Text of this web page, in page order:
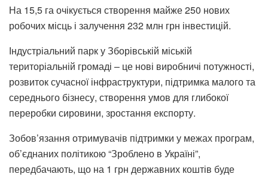
На 15,5 га очікується створення майже 250 нових
робочих місць і залучення 232 млн грн інвестицій.
Індустріальний парк у Зборівській міській
територіальній громаді – це нові виробничі потужності,
розвиток сучасної інфраструктури, підтримка малого та
середнього бізнесу, створення умов для глибокої
переробки сировини, зростання експорту.
Зобов’язання отримувачів підтримки у межах програм,
об’єднаних політикою “Зроблено в Україні”,
передбачають, що на 1 грн державних коштів буде